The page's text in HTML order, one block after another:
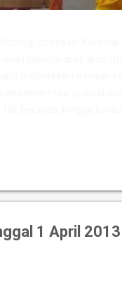
​Melalui sintesis
L. Damanik, artikel ini
1 April